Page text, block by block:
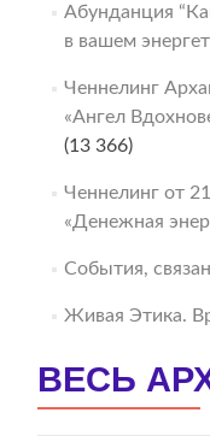
Абунданция
в вашем
Ченнелинг
«Ангел
(13 366)
Ченнелинг от
«Денежная
События,
Живая Этика.
ВЕСЬ